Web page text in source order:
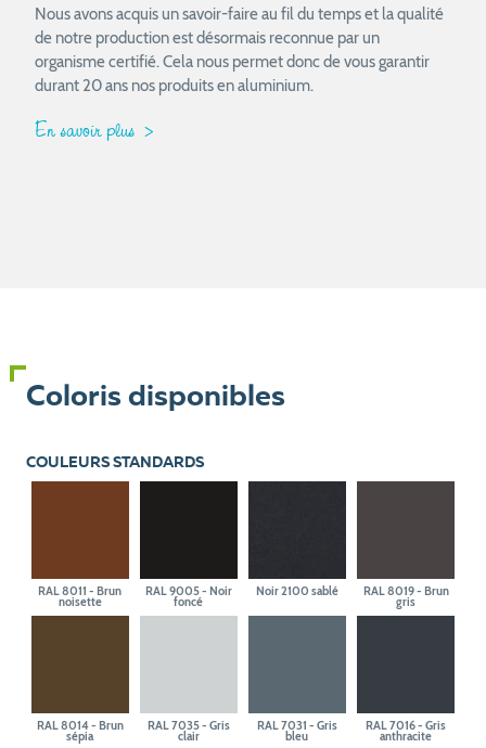
Nous avons acquis un savoir-faire au fil du temps et la qualité
de notre production est désormais reconnue par un
organisme certifié. Cela nous permet donc de vous garantir
durant 20 ans nos produits en aluminium.
En savoir plus
Coloris disponibles
COULEURS STANDARDS
RAL 8011 - Brun
noisette
RAL 9005 - Noir
foncé
Noir 2100 sablé RAL 8019 - Brun
gris
RAL 8014 - Brun
sépia
RAL 7035 - Gris
clair
RAL 7031 - Gris
bleu
RAL 7016 - Gris
anthracite